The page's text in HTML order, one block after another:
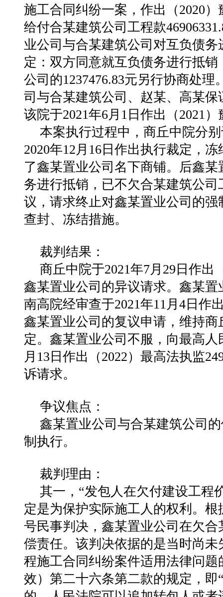
施工合同纠纷一案，作出（2020
给付合某建筑公司工程款
业公司与合某建筑公司对互负债
定：双方同意就互负债务进行抵
公司的1237476.83元另行协商处
司与合某建筑公司、赵某、高某
该院于2021年6月1日作出（2021
本案执行过程中，商丘中院分别
2020年12月16日作出执行裁定，
了鑫某置业公司名下商铺。后鑫
务进行抵销，已不欠合某建筑公
议，请求终止对鑫某置业公司的
查封、冻结措施。
裁判结果：
商丘中院于2021年7月29日作出
鑫某置业公司的异议请求。鑫某
南高院经审查于2021年11月4日作
鑫某置业公司的复议申请，维持商
定。鑫某置业公司不服，向最高
月13日作出（2022）最高法执监
诉请求。
争议焦点：
鑫某置业公司与合某建筑公司
制执行。
裁判理由：
其一，“发包人在欠付建设工程
定是为保护实际施工人的权利。
号民事判决，鑫某置业公司在欠
偿责任。该判决依据的是当时尚
程施工合同纠纷案件适用法律问
效）第二十六条第二款的规定，